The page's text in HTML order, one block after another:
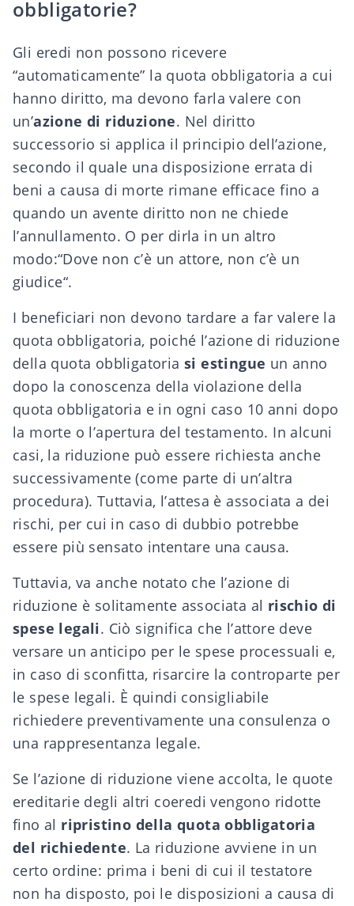
obbligatorie?
Gli eredi non possono ricevere
“automaticamente” la quota obbligatoria a cui
hanno diritto, ma devono farla valere con
un’azione di riduzione. Nel diritto
successorio si applica il principio dell’azione,
secondo il quale una disposizione errata di
beni a causa di morte rimane efficace fino a
quando un avente diritto non ne chiede
l’annullamento. O per dirla in un altro
modo:“Dove non c’è un attore, non c’è un
giudice“.
I beneficiari non devono tardare a far valere la
quota obbligatoria, poiché l’azione di riduzione
della quota obbligatoria si estingue un anno
dopo la conoscenza della violazione della
quota obbligatoria e in ogni caso 10 anni dopo
la morte o l’apertura del testamento. In alcuni
casi, la riduzione può essere richiesta anche
successivamente (come parte di un’altra
procedura). Tuttavia, l’attesa è associata a dei
rischi, per cui in caso di dubbio potrebbe
essere più sensato intentare una causa.
Tuttavia, va anche notato che l’azione di
riduzione è solitamente associata al rischio di
spese legali. Ciò significa che l’attore deve
versare un anticipo per le spese processuali e,
in caso di sconfitta, risarcire la controparte per
le spese legali. È quindi consigliabile
richiedere preventivamente una consulenza o
una rappresentanza legale.
Se l’azione di riduzione viene accolta, le quote
ereditarie degli altri coeredi vengono ridotte
fino al ripristino della quota obbligatoria
del richiedente. La riduzione avviene in un
certo ordine: prima i beni di cui il testatore
non ha disposto, poi le disposizioni a causa di